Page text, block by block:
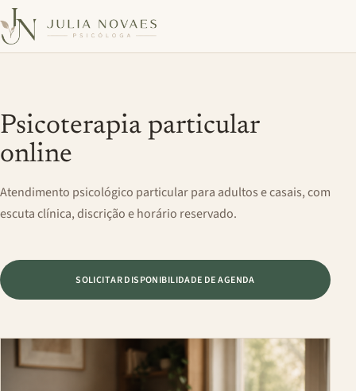
Psicoterapia particular
online
Atendimento psicológico particular para adultos e casais, com
escuta clínica, discrição e horário reservado.
SOLICITAR DISPONIBILIDADE DE AGENDA